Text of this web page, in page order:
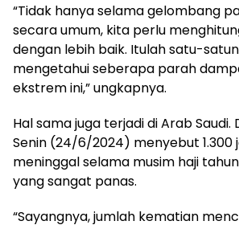
“Tidak hanya selama gelombang
secara umum, kita perlu
dengan lebih baik. Itulah satu-
mengetahui seberapa parah
ekstrem ini,” ungkapnya.
Hal sama juga terjadi di Arab Saudi.
Senin (24/6/2024) menyebut 1.300
meninggal selama musim haji
yang sangat panas.
“Sayangnya, jumlah kematian